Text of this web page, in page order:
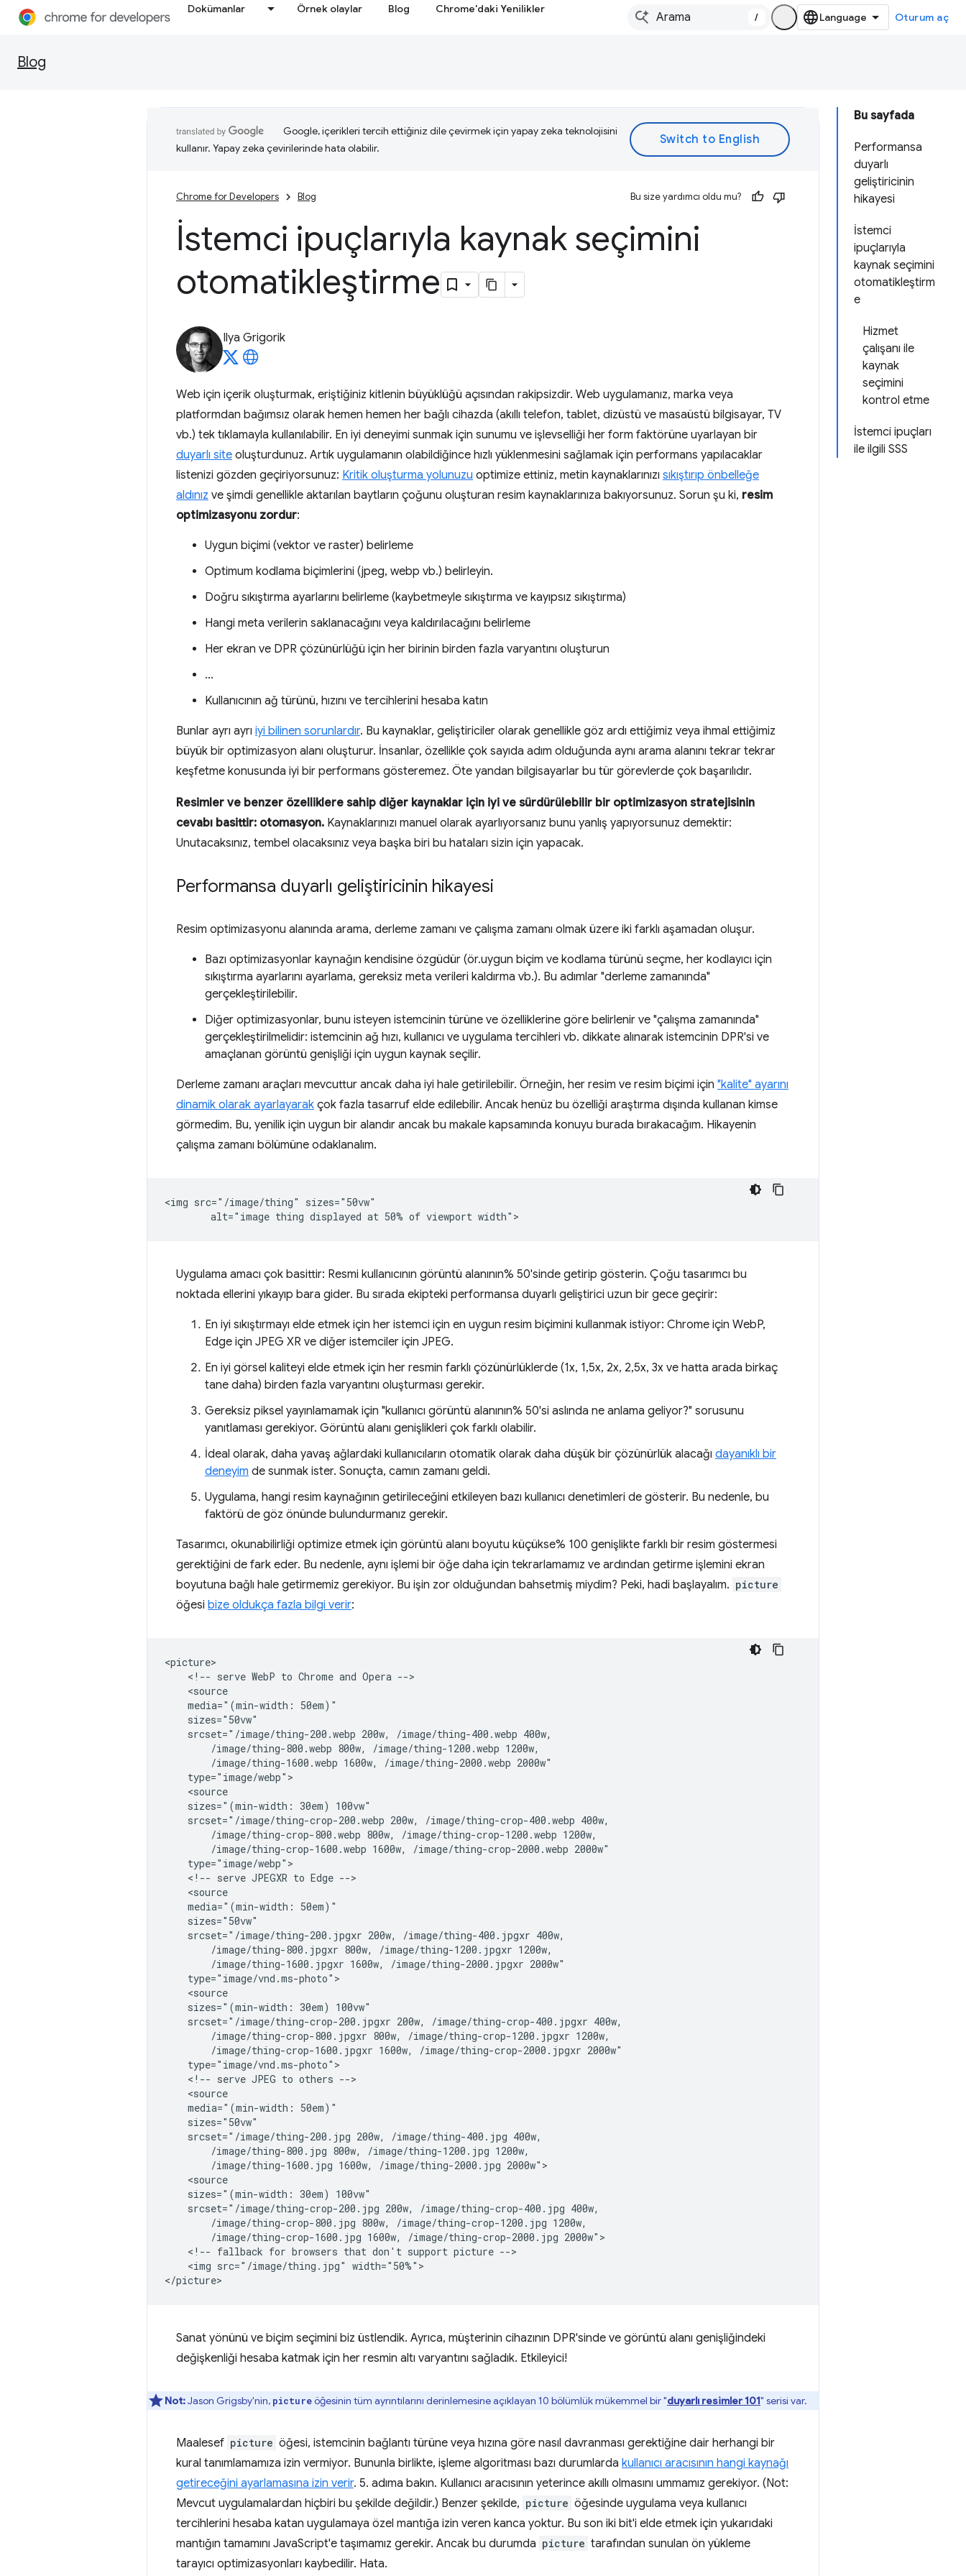
Dokümanlar Örnek olaylar Blog Chrome'daki Yenilikler
/ Oturum aç
Blog
Bu sayfada
Performansa
duyarlı
geliştiricinin
hikayesi
İstemci
ipuçlarıyla
kaynak seçimini
otomatikleştirm
e
Hizmet
çalışanı ile
kaynak
seçimini
kontrol etme
İstemci ipuçları
ile ilgili SSS
Google, içerikleri tercih ettiğiniz dile çevirmek için yapay zeka teknolojisini
kullanır. Yapay zeka çevirilerinde hata olabilir.
Chrome for Developers Blog Bu size yardımcı oldu mu?
İstemci ipuçlarıyla kaynak seçimini
otomatikleştirme
Ilya Grigorik
Web için içerik oluşturmak, eriştiğiniz kitlenin büyüklüğü açısından rakipsizdir. Web uygulamanız, marka veya
platformdan bağımsız olarak hemen hemen her bağlı cihazda (akıllı telefon, tablet, dizüstü ve masaüstü bilgisayar, TV
vb.) tek tıklamayla kullanılabilir. En iyi deneyimi sunmak için sunumu ve işlevselliği her form faktörüne uyarlayan bir
duyarlı site oluşturdunuz. Artık uygulamanın olabildiğince hızlı yüklenmesini sağlamak için performans yapılacaklar
listenizi gözden geçiriyorsunuz: Kritik oluşturma yolunuzu optimize ettiniz, metin kaynaklarınızı sıkıştırıp önbelleğe
aldınız ve şimdi genellikle aktarılan baytların çoğunu oluşturan resim kaynaklarınıza bakıyorsunuz. Sorun şu ki, resim
optimizasyonu zordur:
Uygun biçimi (vektor ve raster) belirleme
Optimum kodlama biçimlerini (jpeg, webp vb.) belirleyin.
Doğru sıkıştırma ayarlarını belirleme (kaybetmeyle sıkıştırma ve kayıpsız sıkıştırma)
Hangi meta verilerin saklanacağını veya kaldırılacağını belirleme
Her ekran ve DPR çözünürlüğü için her birinin birden fazla varyantını oluşturun
...
Kullanıcının ağ türünü, hızını ve tercihlerini hesaba katın
Bunlar ayrı ayrı iyi bilinen sorunlardır. Bu kaynaklar, geliştiriciler olarak genellikle göz ardı ettiğimiz veya ihmal ettiğimiz
büyük bir optimizasyon alanı oluşturur. İnsanlar, özellikle çok sayıda adım olduğunda aynı arama alanını tekrar tekrar
keşfetme konusunda iyi bir performans gösteremez. Öte yandan bilgisayarlar bu tür görevlerde çok başarılıdır.
Resimler ve benzer özelliklere sahip diğer kaynaklar için iyi ve sürdürülebilir bir optimizasyon stratejisinin
cevabı basittir: otomasyon. Kaynaklarınızı manuel olarak ayarlıyorsanız bunu yanlış yapıyorsunuz demektir:
Unutacaksınız, tembel olacaksınız veya başka biri bu hataları sizin için yapacak.
Performansa duyarlı geliştiricinin hikayesi
Resim optimizasyonu alanında arama, derleme zamanı ve çalışma zamanı olmak üzere iki farklı aşamadan oluşur.
Bazı optimizasyonlar kaynağın kendisine özgüdür (ör.uygun biçim ve kodlama türünü seçme, her kodlayıcı için
sıkıştırma ayarlarını ayarlama, gereksiz meta verileri kaldırma vb.). Bu adımlar "derleme zamanında"
gerçekleştirilebilir.
Diğer optimizasyonlar, bunu isteyen istemcinin türüne ve özelliklerine göre belirlenir ve "çalışma zamanında"
gerçekleştirilmelidir: istemcinin ağ hızı, kullanıcı ve uygulama tercihleri vb. dikkate alınarak istemcinin DPR'si ve
amaçlanan görüntü genişliği için uygun kaynak seçilir.
Derleme zamanı araçları mevcuttur ancak daha iyi hale getirilebilir. Örneğin, her resim ve resim biçimi için "kalite" ayarını
dinamik olarak ayarlayarak çok fazla tasarruf elde edilebilir. Ancak henüz bu özelliği araştırma dışında kullanan kimse
görmedim. Bu, yenilik için uygun bir alandır ancak bu makale kapsamında konuyu burada bırakacağım. Hikayenin
çalışma zamanı bölümüne odaklanalım.
<img src="/image/thing" sizes="50vw"
Uygulama amacı çok basittir: Resmi kullanıcının görüntü alanının% 50'sinde getirip gösterin. Çoğu tasarımcı bu
noktada ellerini yıkayıp bara gider. Bu sırada ekipteki performansa duyarlı geliştirici uzun bir gece geçirir:
En iyi sıkıştırmayı elde etmek için her istemci için en uygun resim biçimini kullanmak istiyor: Chrome için WebP,
Edge için JPEG XR ve diğer istemciler için JPEG.
En iyi görsel kaliteyi elde etmek için her resmin farklı çözünürlüklerde (1x, 1,5x, 2x, 2,5x, 3x ve hatta arada birkaç
tane daha) birden fazla varyantını oluşturması gerekir.
Gereksiz piksel yayınlamamak için "kullanıcı görüntü alanının% 50'si aslında ne anlama geliyor?" sorusunu
yanıtlaması gerekiyor. Görüntü alanı genişlikleri çok farklı olabilir.
İdeal olarak, daha yavaş ağlardaki kullanıcıların otomatik olarak daha düşük bir çözünürlük alacağı dayanıklı bir
deneyim de sunmak ister. Sonuçta, camın zamanı geldi.
Uygulama, hangi resim kaynağının getirileceğini etkileyen bazı kullanıcı denetimleri de gösterir. Bu nedenle, bu
faktörü de göz önünde bulundurmanız gerekir.
Tasarımcı, okunabilirliği optimize etmek için görüntü alanı boyutu küçükse% 100 genişlikte farklı bir resim göstermesi
gerektiğini de fark eder. Bu nedenle, aynı işlemi bir öğe daha için tekrarlamamız ve ardından getirme işlemini ekran
boyutuna bağlı hale getirmemiz gerekiyor. Bu işin zor olduğundan bahsetmiş miydim? Peki, hadi başlayalım. picture
öğesi bize oldukça fazla bilgi verir:
<picture>
    <!-- serve WebP to Chrome and Opera -->
    <source
    media="(min-width: 50em)"
    sizes="50vw"
    srcset="/image/thing-200.webp 200w, /image/thing-400.webp 400w,
        /image/thing-800.webp 800w, /image/thing-1200.webp 1200w,
        /image/thing-1600.webp 1600w, /image/thing-2000.webp 2000w"
    type="image/webp">
    <source
    sizes="(min-width: 30em) 100vw"
    srcset="/image/thing-crop-200.webp 200w, /image/thing-crop-400.webp 400w,
        /image/thing-crop-800.webp 800w, /image/thing-crop-1200.webp 1200w,
        /image/thing-crop-1600.webp 1600w, /image/thing-crop-2000.webp 2000w"
    type="image/webp">
    <!-- serve JPEGXR to Edge -->
    <source
    media="(min-width: 50em)"
    sizes="50vw"
    srcset="/image/thing-200.jpgxr 200w, /image/thing-400.jpgxr 400w,
        /image/thing-800.jpgxr 800w, /image/thing-1200.jpgxr 1200w,
        /image/thing-1600.jpgxr 1600w, /image/thing-2000.jpgxr 2000w"
    type="image/vnd.ms-photo">
    <source
    sizes="(min-width: 30em) 100vw"
    srcset="/image/thing-crop-200.jpgxr 200w, /image/thing-crop-400.jpgxr 400w,
        /image/thing-crop-800.jpgxr 800w, /image/thing-crop-1200.jpgxr 1200w,
        /image/thing-crop-1600.jpgxr 1600w, /image/thing-crop-2000.jpgxr 2000w"
    type="image/vnd.ms-photo">
    <!-- serve JPEG to others -->
    <source
    media="(min-width: 50em)"
    sizes="50vw"
    srcset="/image/thing-200.jpg 200w, /image/thing-400.jpg 400w,
        /image/thing-800.jpg 800w, /image/thing-1200.jpg 1200w,
        /image/thing-1600.jpg 1600w, /image/thing-2000.jpg 2000w">
    <source
    sizes="(min-width: 30em) 100vw"
    srcset="/image/thing-crop-200.jpg 200w, /image/thing-crop-400.jpg 400w,
        /image/thing-crop-800.jpg 800w, /image/thing-crop-1200.jpg 1200w,
        /image/thing-crop-1600.jpg 1600w, /image/thing-crop-2000.jpg 2000w">
    <!-- fallback for browsers that don't support picture -->
    <img src="/image/thing.jpg" width="50%">
Sanat yönünü ve biçim seçimini biz üstlendik. Ayrıca, müşterinin cihazının DPR'sinde ve görüntü alanı genişliğindeki
değişkenliği hesaba katmak için her resmin altı varyantını sağladık. Etkileyici!
Not:Jason Grigsby'nin, pictureöğesinin tüm ayrıntılarını derinlemesine açıklayan 10 bölümlük mükemmel bir "duyarlı resimler 101" serisi var.
Maalesef picture öğesi, istemcinin bağlantı türüne veya hızına göre nasıl davranması gerektiğine dair herhangi bir
kural tanımlamamıza izin vermiyor. Bununla birlikte, işleme algoritması bazı durumlarda kullanıcı aracısının hangi kaynağı
getireceğini ayarlamasına izin verir. 5. adıma bakın. Kullanıcı aracısının yeterince akıllı olmasını ummamız gerekiyor. (Not:
Mevcut uygulamalardan hiçbiri bu şekilde değildir.) Benzer şekilde, picture öğesinde uygulama veya kullanıcı
tercihlerini hesaba katan uygulamaya özel mantığa izin veren kanca yoktur. Bu son iki bit'i elde etmek için yukarıdaki
mantığın tamamını JavaScript'e taşımamız gerekir. Ancak bu durumda picture tarafından sunulan ön yükleme
tarayıcı optimizasyonları kaybedilir. Hata.